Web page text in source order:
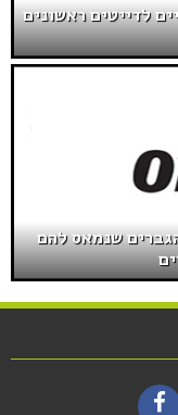
שנמאס להם